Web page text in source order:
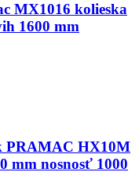
MX1016 kolieska
1600 mm
PRAMAC HX10M
mm nosnosť 1000